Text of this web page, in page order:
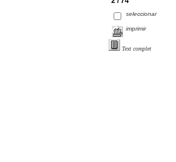
seleccionar
imprimir
Text complet